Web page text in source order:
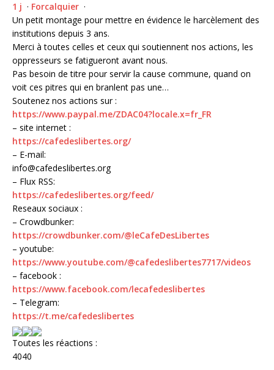
1 j · Forcalquier ·
Un petit montage pour mettre en évidence le harcèlement des
institutions depuis 3 ans.
Merci à toutes celles et ceux qui soutiennent nos actions, les
oppresseurs se fatigueront avant nous.
Pas besoin de titre pour servir la cause commune, quand on
voit ces pitres qui en branlent pas une…
Soutenez nos actions sur :
https://www.paypal.me/ZDAC04?locale.x=fr_FR
– site internet :
https://cafedeslibertes.org/
– E-mail:
info@cafedeslibertes.org
– Flux RSS:
https://cafedeslibertes.org/feed/
Reseaux sociaux :
– Crowdbunker:
https://crowdbunker.com/@leCafeDesLibertes
– youtube:
https://www.youtube.com/@cafedeslibertes7717/videos
– facebook :
https://www.facebook.com/lecafedeslibertes
– Telegram:
https://t.me/cafedeslibertes
Toutes les réactions :
4040